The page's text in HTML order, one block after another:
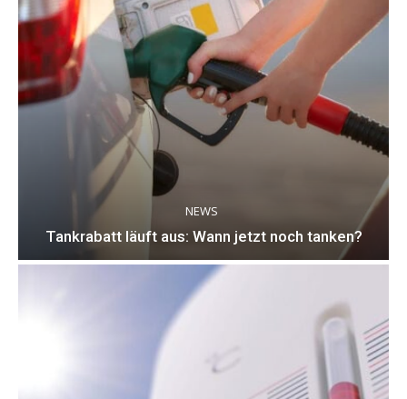
NEWS
Tankrabatt läuft aus: Wann jetzt noch tanken?